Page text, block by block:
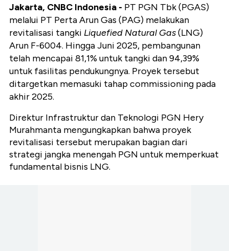
Jakarta, CNBC Indonesia - PT PGN Tbk (PGAS)
melalui PT Perta Arun Gas (PAG) melakukan
revitalisasi tangki Liquefied Natural Gas(LNG)
Arun F-6004. Hingga Juni 2025, pembangunan
telah mencapai 81,1% untuk tangki dan 94,39%
untuk fasilitas pendukungnya. Proyek tersebut
ditargetkan memasuki tahap commissioning pada
akhir 2025.
Direktur Infrastruktur dan Teknologi PGN Hery
Murahmanta mengungkapkan bahwa proyek
revitalisasi tersebut merupakan bagian dari
strategi jangka menengah PGN untuk memperkuat
fundamental bisnis LNG.